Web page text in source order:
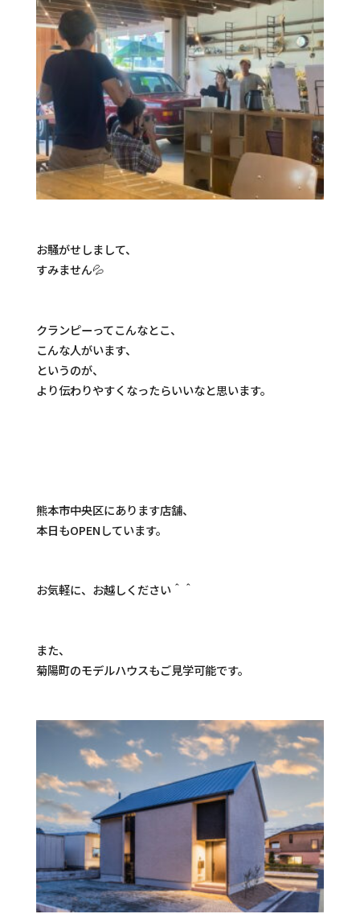
お騒がせしまして、
すみません💦
クランピーってこんなとこ、
こんな人がいます、
というのが、
より伝わりやすくなったらいいなと思います。
熊本市中央区にあります店舗、
本日もOPENしています。
お気軽に、お越しください＾＾
また、
菊陽町のモデルハウスもご見学可能です。